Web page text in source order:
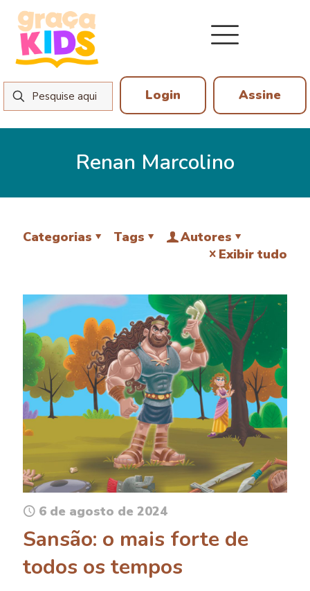
Login Assine
Renan Marcolino
Categorias Tags
Autores
Exibir tudo
6 de agosto de 2024
Sansão: o mais forte de
todos os tempos